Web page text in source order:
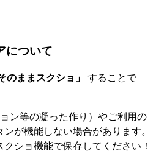
について
のままスクショ」 することで
ン等の凝った作り）やご利用の
が機能しない場合があります。
ショ機能で保存してください！